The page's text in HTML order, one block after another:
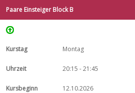
Paare Einsteiger Block B
Montag
20:15 - 21:45
12.10.2026